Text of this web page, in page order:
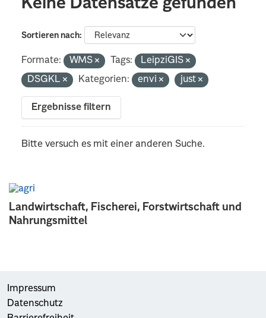
Landwirtschaft, Fischerei, Forstwirtschaft und
Nahrungsmittel
Keine Datensätze gefunden
Sortieren nach
Formate: WMS Tags:
LeipziGIS
DSGKL
Kategorien: envi just
Ergebnisse filtern
Bitte versuch es mit einer anderen Suche.
Impressum
Datenschutz